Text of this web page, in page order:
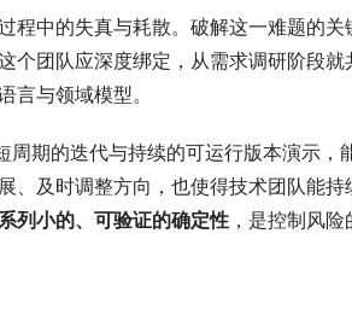
程中的失真与耗散。破解这一难题的
个团队应深度绑定，从需求调研阶段就
言与领域模型。
周期的迭代与持续的可运行版本演示，
、及时调整方向，也使得技术团队能
列小的、可验证的确定性 ，是控制风险